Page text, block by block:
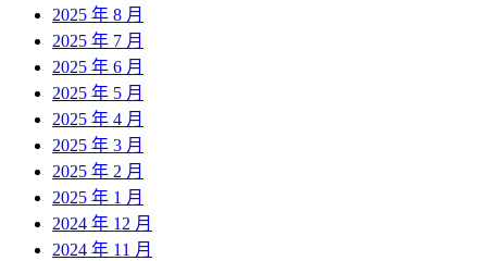
2025 年 8 月
2025 年 7 月
2025 年 6 月
2025 年 5 月
2025 年 4 月
2025 年 3 月
2025 年 2 月
2025 年 1 月
2024 年 12 月
2024 年 11 月